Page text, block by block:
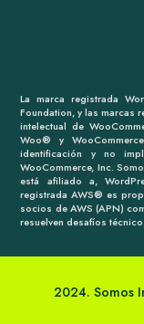
La marca registrada
Foundation, y las
intelectual de
Woo® y
identificación y no
WooCommerce, Inc.
está afiliado a,
registrada AWS® es
socios de AWS (APN)
resuelven desafíos
2024. Somos